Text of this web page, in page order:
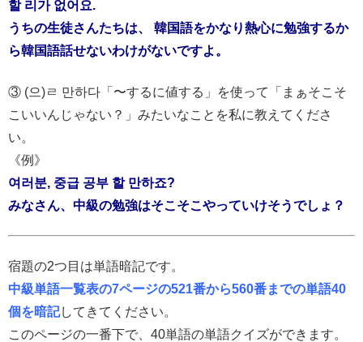
할 리가 없어요.
うちの生徒さんたちは、 韓国語をかなり熱心に勉強するか
ら韓国語話せないわけがないですよ。
③ (으)ㄹ 만하다「〜するに値する」を使って「まぁそこそ
こいいんじゃない？」みたいなことを私に教えてくださ
い。
《例》
여러분, 중급 공부 할 만하죠?
みなさん、中級の勉強はそこそこやっていけそうでしょ？
宿題の2つ目は単語暗記です。
中級単語一覧表の7ページの521番から560番までの単語40
個を暗記してきてください。
このページの一番下で、40単語の単語クイズができます。